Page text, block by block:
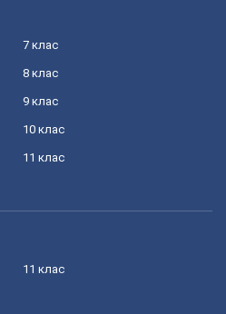
7 клас
8 клас
9 клас
10 клас
11 клас
11 клас